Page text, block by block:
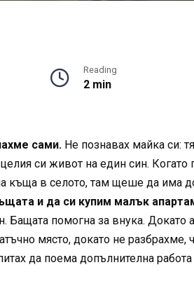
Reading
2 min
сами. Не познавах майка си:
си живот на един син.
къща в селото, там щеше да има
и да си купим малък
помогна за внука. Докато
място, докато не
да поема допълнителна работа